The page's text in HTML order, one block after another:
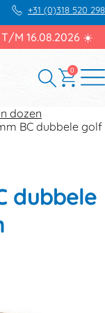
+31 (0)318 520 298
T/M 16.08.2026 ☀️
0
dozen
BC dubbele golf
dubbele